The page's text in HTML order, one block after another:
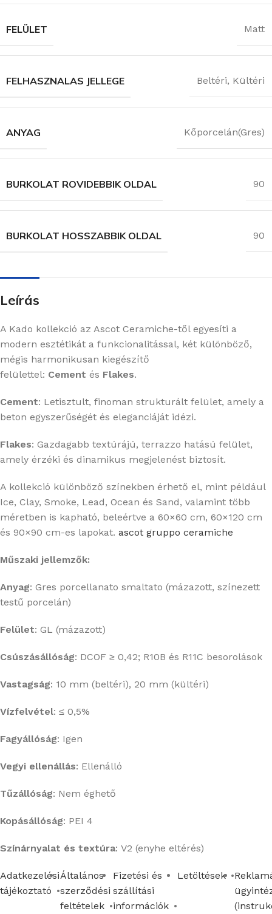
FELÜLET Matt
FELHASZNALAS JELLEGE Beltéri, Kültéri
ANYAG Kőporcelán(Gres)
BURKOLAT ROVIDEBBIK OLDAL 90
BURKOLAT HOSSZABBIK OLDAL 90
Leírás
A Kado kollekció az Ascot Ceramiche-től egyesíti a
modern esztétikát a funkcionalitással, két különböző,
mégis harmonikusan kiegészítő
felülettel: Cement és Flakes.
Cement: Letisztult, finoman strukturált felület, amely a
beton egyszerűségét és eleganciáját idézi.
Flakes: Gazdagabb textúrájú, terrazzo hatású felület,
amely érzéki és dinamikus megjelenést biztosít.
A kollekció különböző színekben érhető el, mint például
Ice, Clay, Smoke, Lead, Ocean és Sand, valamint több
méretben is kapható, beleértve a 60×60 cm, 60×120 cm
és 90×90 cm-es lapokat. ascot gruppo ceramiche
Műszaki jellemzők:
Anyag: Gres porcellanato smaltato (mázazott, színezett
testű porcelán)
Felület: GL (mázazott)
Csúszásállóság: DCOF ≥ 0,42; R10B és R11C besorolások
Vastagság: 10 mm (beltéri), 20 mm (kültéri)
Vízfelvétel: ≤ 0,5%
Fagyállóság: Igen
Vegyi ellenállás: Ellenálló
Tűzállóság: Nem éghető
Kopásállóság: PEI 4
Színárnyalat és textúra: V2 (enyhe eltérés)
Adatkezelési
tájékoztató
Általános
szerződési
feltételek
Fizetési és
szállítási
információk
Letöltések